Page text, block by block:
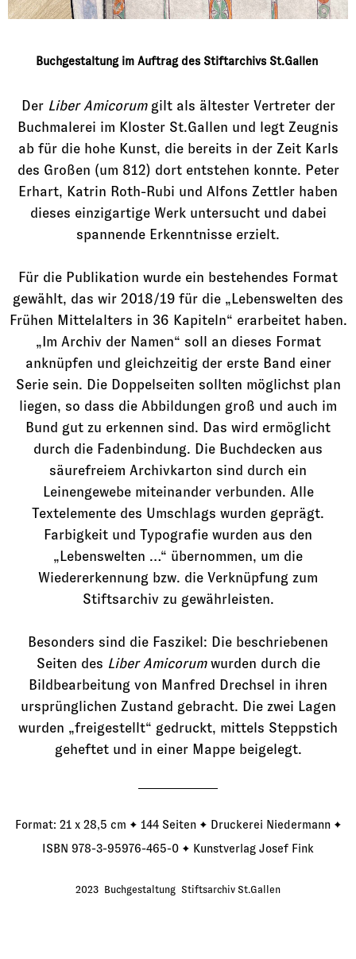
Buchgestaltung im Auftrag des Stiftarchivs St.Gallen
Der Liber Amicorumgilt als ältester Vertreter der
Buchmalerei im Kloster St.Gallen und legt Zeugnis
ab für die hohe Kunst, die bereits in der Zeit Karls
des Großen (um 812) dort entstehen konnte. Peter
Erhart, Katrin Roth-Rubi und Alfons Zettler haben
dieses einzigartige Werk untersucht und dabei
spannende Erkenntnisse erzielt.
Für die Publikation wurde ein bestehendes Format
gewählt, das wir 2018/19 für die „Lebenswelten des
Frühen Mittelalters in 36 Kapiteln“ erarbeitet haben.
„Im Archiv der Namen“ soll an dieses Format
anknüpfen und gleichzeitig der erste Band einer
Serie sein. Die Doppelseiten sollten möglichst plan
liegen, so dass die Abbildungen groß und auch im
Bund gut zu erkennen sind. Das wird ermöglicht
durch die Fadenbindung. Die Buchdecken aus
säurefreiem Archivkarton sind durch ein
Leinengewebe miteinander verbunden. Alle
Textelemente des Umschlags wurden geprägt.
Farbigkeit und Typografie wurden aus den
„Lebenswelten …“ übernommen, um die
Wiedererkennung bzw. die Verknüpfung zum
Stiftsarchiv zu gewährleisten.
Besonders sind die Faszikel: Die beschriebenen
Seiten des Liber Amicorumwurden durch die
Bildbearbeitung von Manfred Drechsel in ihren
ursprünglichen Zustand gebracht. Die zwei Lagen
wurden „freigestellt“ gedruckt, mittels Steppstich
geheftet und in einer Mappe beigelegt.
Format: 21 x 28,5 cm ✦ 144 Seiten ✦ Druckerei Niedermann ✦
ISBN 978-3-95976-465-0 ✦ Kunstverlag Josef Fink
2023 Buchgestaltung Stiftsarchiv St.Gallen